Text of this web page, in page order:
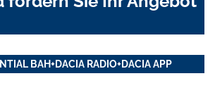
BAH+DACIA RADIO+DACIA APP